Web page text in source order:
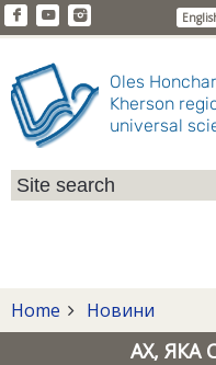
Oles Honchar
Kherson
universal
Home Новини
АХ, ЯКА